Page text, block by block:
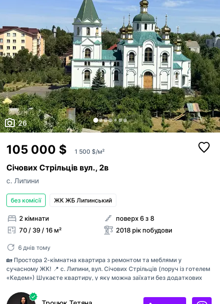
26
105 000 $ 1 500 $/м²
Січових Стрільців вул., 2в
с. Липини
без комісії ЖК ЖБ Липинський
2 кімнати
70 / 39 / 16 м²
поверх 6 з 8
2018 рік побудови
6 днів тому
🏡 Простора 2-кімнатна квартира з ремонтом та меблями у
сучасному ЖК! 📍 с. Липини, вул. Січових Стрільців (поруч із готелем
«Кедем») Шукаєте квартиру, у яку можна заїхати без додаткових
Загальна площа — 70 м² ▪️ 6 поверх ▪️ Дві окремі спальні кімнати ▪️